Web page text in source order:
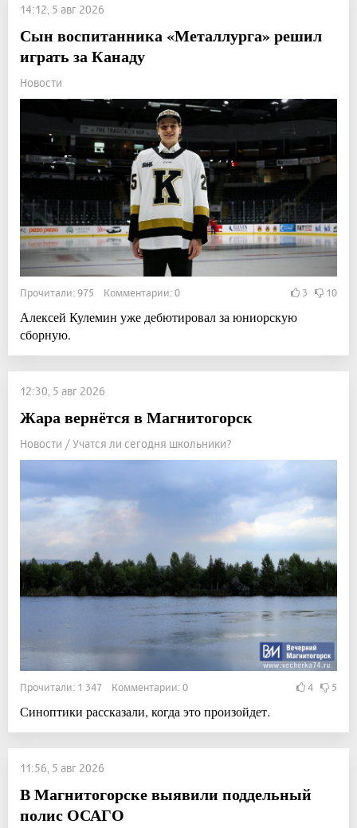
14:12, 5 авг 2026
Сын воспитанника «Металлурга» решил
играть за Канаду
Новости
Прочитали: 975 Комментарии: 0 3 10
Алексей Кулемин уже дебютировал за юниорскую
сборную.
12:30, 5 авг 2026
Жара вернётся в Магнитогорск
Новости / Учатся ли сегодня школьники?
Прочитали: 1 347 Комментарии: 0 4 5
Синоптики рассказали, когда это произойдет.
11:56, 5 авг 2026
В Магнитогорске выявили поддельный
полис ОСАГО